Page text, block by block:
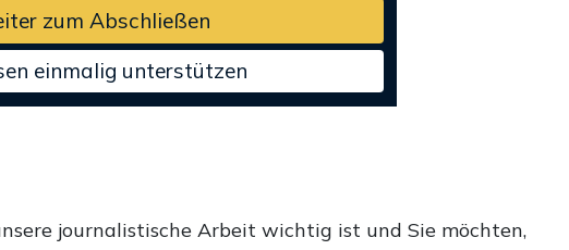
zum Abschließen
einmalig unterstützen
journalistische Arbeit wichtig ist und Sie möchten,